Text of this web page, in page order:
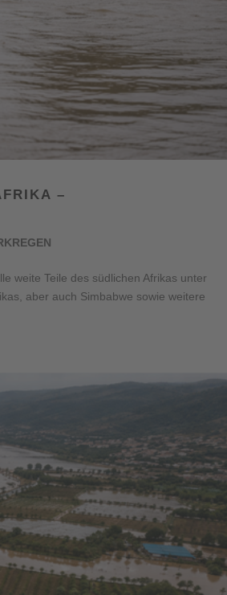
–
weite Teile des südlichen Afrikas unter
aber auch Simbabwe sowie weitere